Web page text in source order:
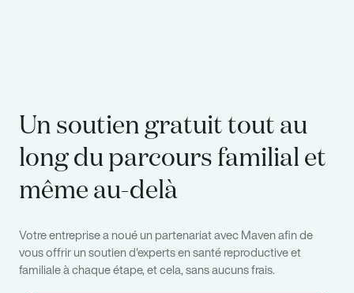
Un soutien gratuit tout au
long du parcours familial et
même au-delà
Votre entreprise a noué un partenariat avec Maven afin de
vous offrir un soutien d'experts en santé reproductive et
familiale à chaque étape, et cela, sans aucuns frais.